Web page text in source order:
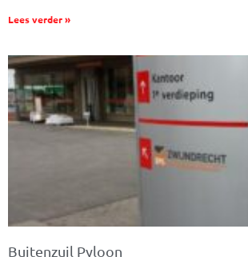
Lees verder »
Buitenzuil Pyloon